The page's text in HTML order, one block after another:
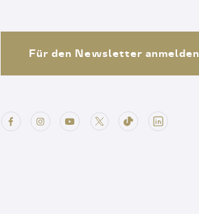
Für den Newsletter anmelden